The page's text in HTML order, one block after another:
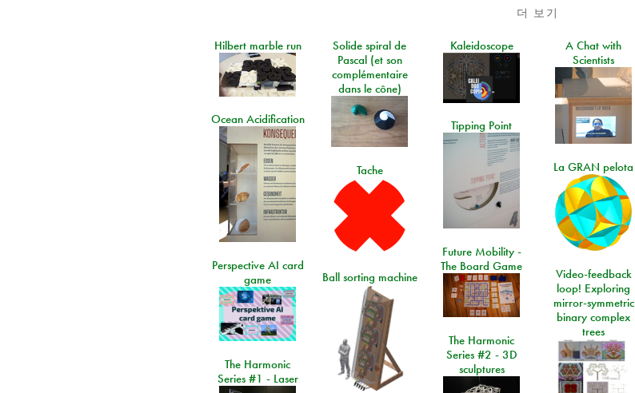
더 보기
Hilbert marble run
Solide spiral de
Pascal (et son
complémentaire
dans le cône)
Kaleidoscope
A Chat with
Scientists
Ocean Acidification
Tipping Point
La GRAN pelota
Tache
Future Mobility -
The Board Game
Perspective AI card
game
Video-feedback
loop! Exploring
mirror-symmetric
binary complex
trees
Ball sorting machine
The Harmonic
Series #2 - 3D
sculptures
The Harmonic
Series #1 - Laser